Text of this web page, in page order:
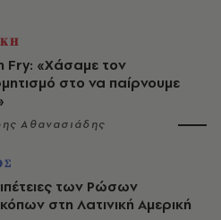
Fry: «Χάσαμε τον
στο να παίρνουμε
Αθανασιάδης
των Ρώσων
στη Λατινική Αμερική